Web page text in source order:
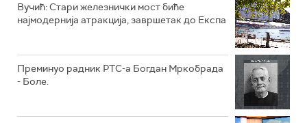
Вучић: Стари железнички мост биће
најмодернија атракција, завршетак до Експа
Преминуо радник РТС-а Богдан Мркобрада
- Боле.